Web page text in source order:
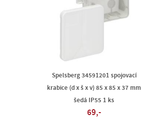
Spelsberg 34591201 spojovací
krabice (d x š x v) 85 x 85 x 37 mm
šedá IP55 1 ks
69,-